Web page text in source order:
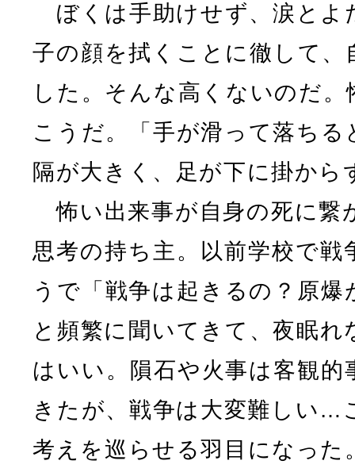
ぼくは手助けせず、涙とよ
子の顔を拭くことに徹して、
した。そんな高くないのだ
こうだ。「手が滑って落ち
隔が大きく、足が下に掛から
怖い出来事が自身の死に繋
思考の持ち主。以前学校で戦
うで「戦争は起きるの？原
と頻繁に聞いてきて、夜眠
はいい。隕石や火事は客観
きたが、戦争は大変難しい…
考えを巡らせる羽目になった